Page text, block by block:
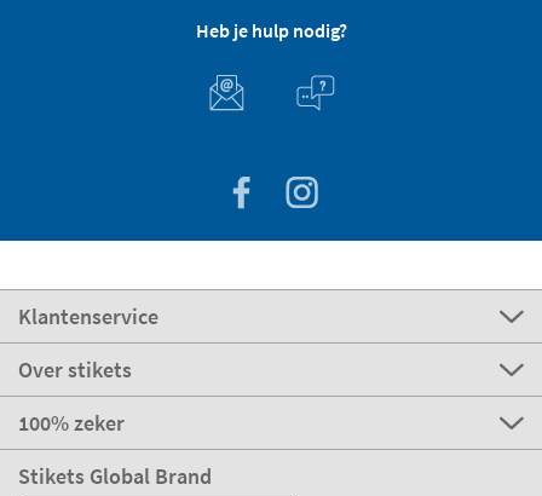
Heb je hulp nodig?
Klantenservice
Over stikets
100% zeker
Stikets Global Brand